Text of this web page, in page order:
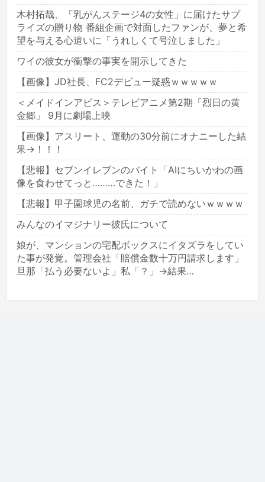
木村拓哉、「乳がんステージ4の女性」に届けたサプ
ライズの贈り物 番組企画で対面したファンが、夢と希
望を与える心遣いに「うれしくて号泣しました」
ワイの彼女が衝撃の事実を開示してきた
【画像】JD社長、FC2デビュー疑惑ｗｗｗｗｗ
＜メイドインアビス＞テレビアニメ第2期「烈日の黄
金郷」 9月に劇場上映
【画像】アスリート、運動の30分前にオナニーした結
果→！！！
【悲報】セブンイレブンのバイト「AIにちいかわの画
像を食わせてっと………できた！」
【悲報】甲子園球児の名前、ガチで読めないｗｗｗｗ
みんなのイマジナリー彼氏について
娘が、マンションの宅配ボックスにイタズラをしてい
た事が発覚。管理会社「賠償金数十万円請求します」
旦那「払う必要ないよ」私「？」→結果…